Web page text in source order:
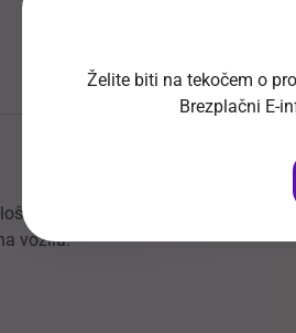
podjetje, ki je usmerjeno v
vozila.
Želite biti na tekočem o
Brezplačni E-